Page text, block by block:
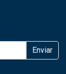
Enviar